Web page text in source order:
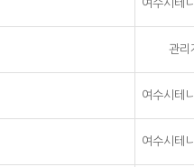
여수시테
관리
여수시테
여수시테